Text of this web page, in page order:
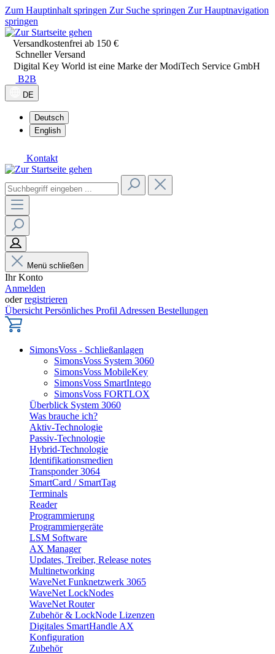
Zum Hauptinhalt springen Zur Suche springen Zur Hauptnavigation
springen
Versandkostenfrei ab 150 €
Schneller Versand
Digital Key World ist eine Marke der ModiTech Service GmbH
B2B
DE
Deutsch
English
Kontakt
Menü schließen
Ihr Konto
Anmelden
oderregistrieren
Übersicht Persönliches Profil Adressen Bestellungen
SimonsVoss - Schließanlagen
SimonsVoss System 3060
SimonsVoss MobileKey
SimonsVoss SmartIntego
SimonsVoss FORTLOX
Überblick System 3060
Was brauche ich?
Aktiv-Technologie
Passiv-Technologie
Hybrid-Technologie
Identifikationsmedien
Transponder 3064
SmartCard / SmartTag
Terminals
Reader
Programmierung
Programmiergeräte
LSM Software
AX Manager
Updates, Treiber, Release notes
Multinetworking
WaveNet Funknetzwerk 3065
WaveNet LockNodes
WaveNet Router
Zubehör & LockNode Lizenzen
Digitales SmartHandle AX
Konfiguration
Zubehör